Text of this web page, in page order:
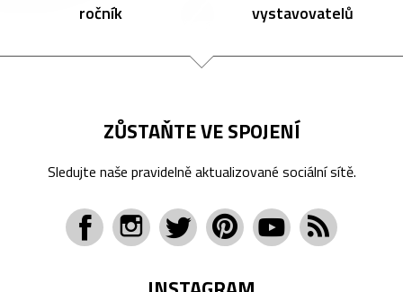
ročník vystavovatelů
ZŮSTAŇTE VE SPOJENÍ
Sledujte naše pravidelně aktualizované sociální sítě.